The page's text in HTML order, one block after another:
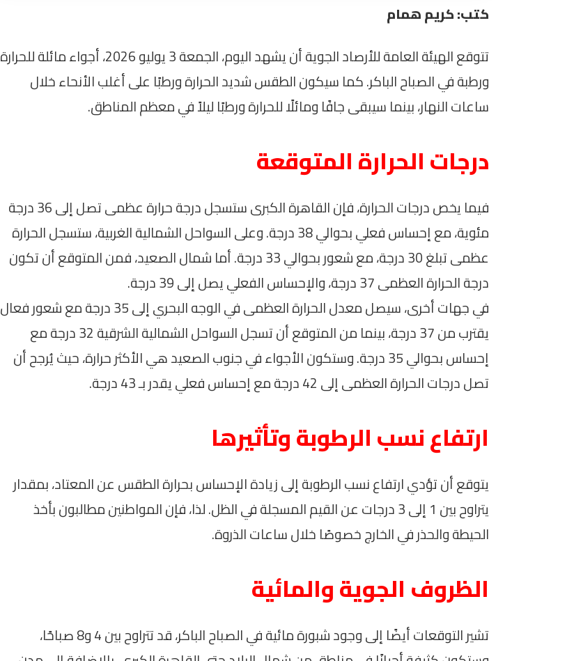
كتب: كريم همام
تتوقع الهيئة العامة للأرصاد الجوية أن يشهد اليوم، الجمعة 3 يوليو 2026، أجواء مائلة للحرارة
ورطبة في الصباح الباكر. كما سيكون الطقس شديد الحرارة ورطبًا على أغلب الأنحاء خلال
ساعات النهار، بينما سيبقى جافًا ومائلًا للحرارة ورطبًا ليلاً في معظم المناطق.
درجات الحرارة المتوقعة
فيما يخص درجات الحرارة، فإن القاهرة الكبرى ستسجل درجة حرارة عظمى تصل إلى 36 درجة
مئوية، مع إحساس فعلي بحوالي 38 درجة. وعلى السواحل الشمالية الغربية، ستسجل الحرارة
عظمى تبلغ 30 درجة، مع شعور بحوالي 33 درجة. أما شمال الصعيد، فمن المتوقع أن تكون
درجة الحرارة العظمى 37 درجة، والإحساس الفعلي يصل إلى 39 درجة.
في جهات أخرى، سيصل معدل الحرارة العظمى في الوجه البحري إلى 35 درجة مع شعور فعال
يقترب من 37 درجة، بينما من المتوقع أن تسجل السواحل الشمالية الشرقية 32 درجة مع
إحساس بحوالي 35 درجة. وستكون الأجواء في جنوب الصعيد هي الأكثر حرارة، حيث يُرجح أن
تصل درجات الحرارة العظمى إلى 42 درجة مع إحساس فعلي يقدر بـ 43 درجة.
ارتفاع نسب الرطوبة وتأثيرها
يتوقع أن تؤدي ارتفاع نسب الرطوبة إلى زيادة الإحساس بحرارة الطقس عن المعتاد، بمقدار
يتراوح بين 1 إلى 3 درجات عن القيم المسجلة في الظل. لذا، فإن المواطنين مطالبون بأخذ
الحيطة والحذر في الخارج خصوصًا خلال ساعات الذروة.
الظروف الجوية والمائية
تشير التوقعات أيضًا إلى وجود شبورة مائية في الصباح الباكر، قد تتراوح بين 4 و8 صباحًا،